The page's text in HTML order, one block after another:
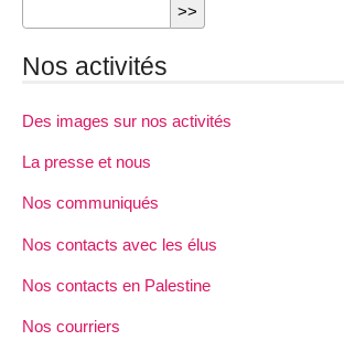
Nos activités
Des images sur nos activités
La presse et nous
Nos communiqués
Nos contacts avec les élus
Nos contacts en Palestine
Nos courriers